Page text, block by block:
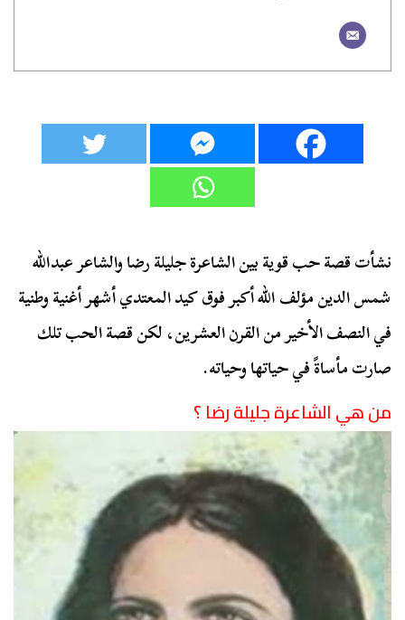
نشأت قصة حب قوية بين الشاعرة جليلة رضا والشاعر عبدالله
شمس الدين مؤلف الله أكبر فوق كيد المعتدي أشهر أغنية وطنية
في النصف الأخير من القرن العشرين، لكن قصة الحب تلك
صارت مأساةً في حياتها وحياته.
من هي الشاعرة جليلة رضا ؟